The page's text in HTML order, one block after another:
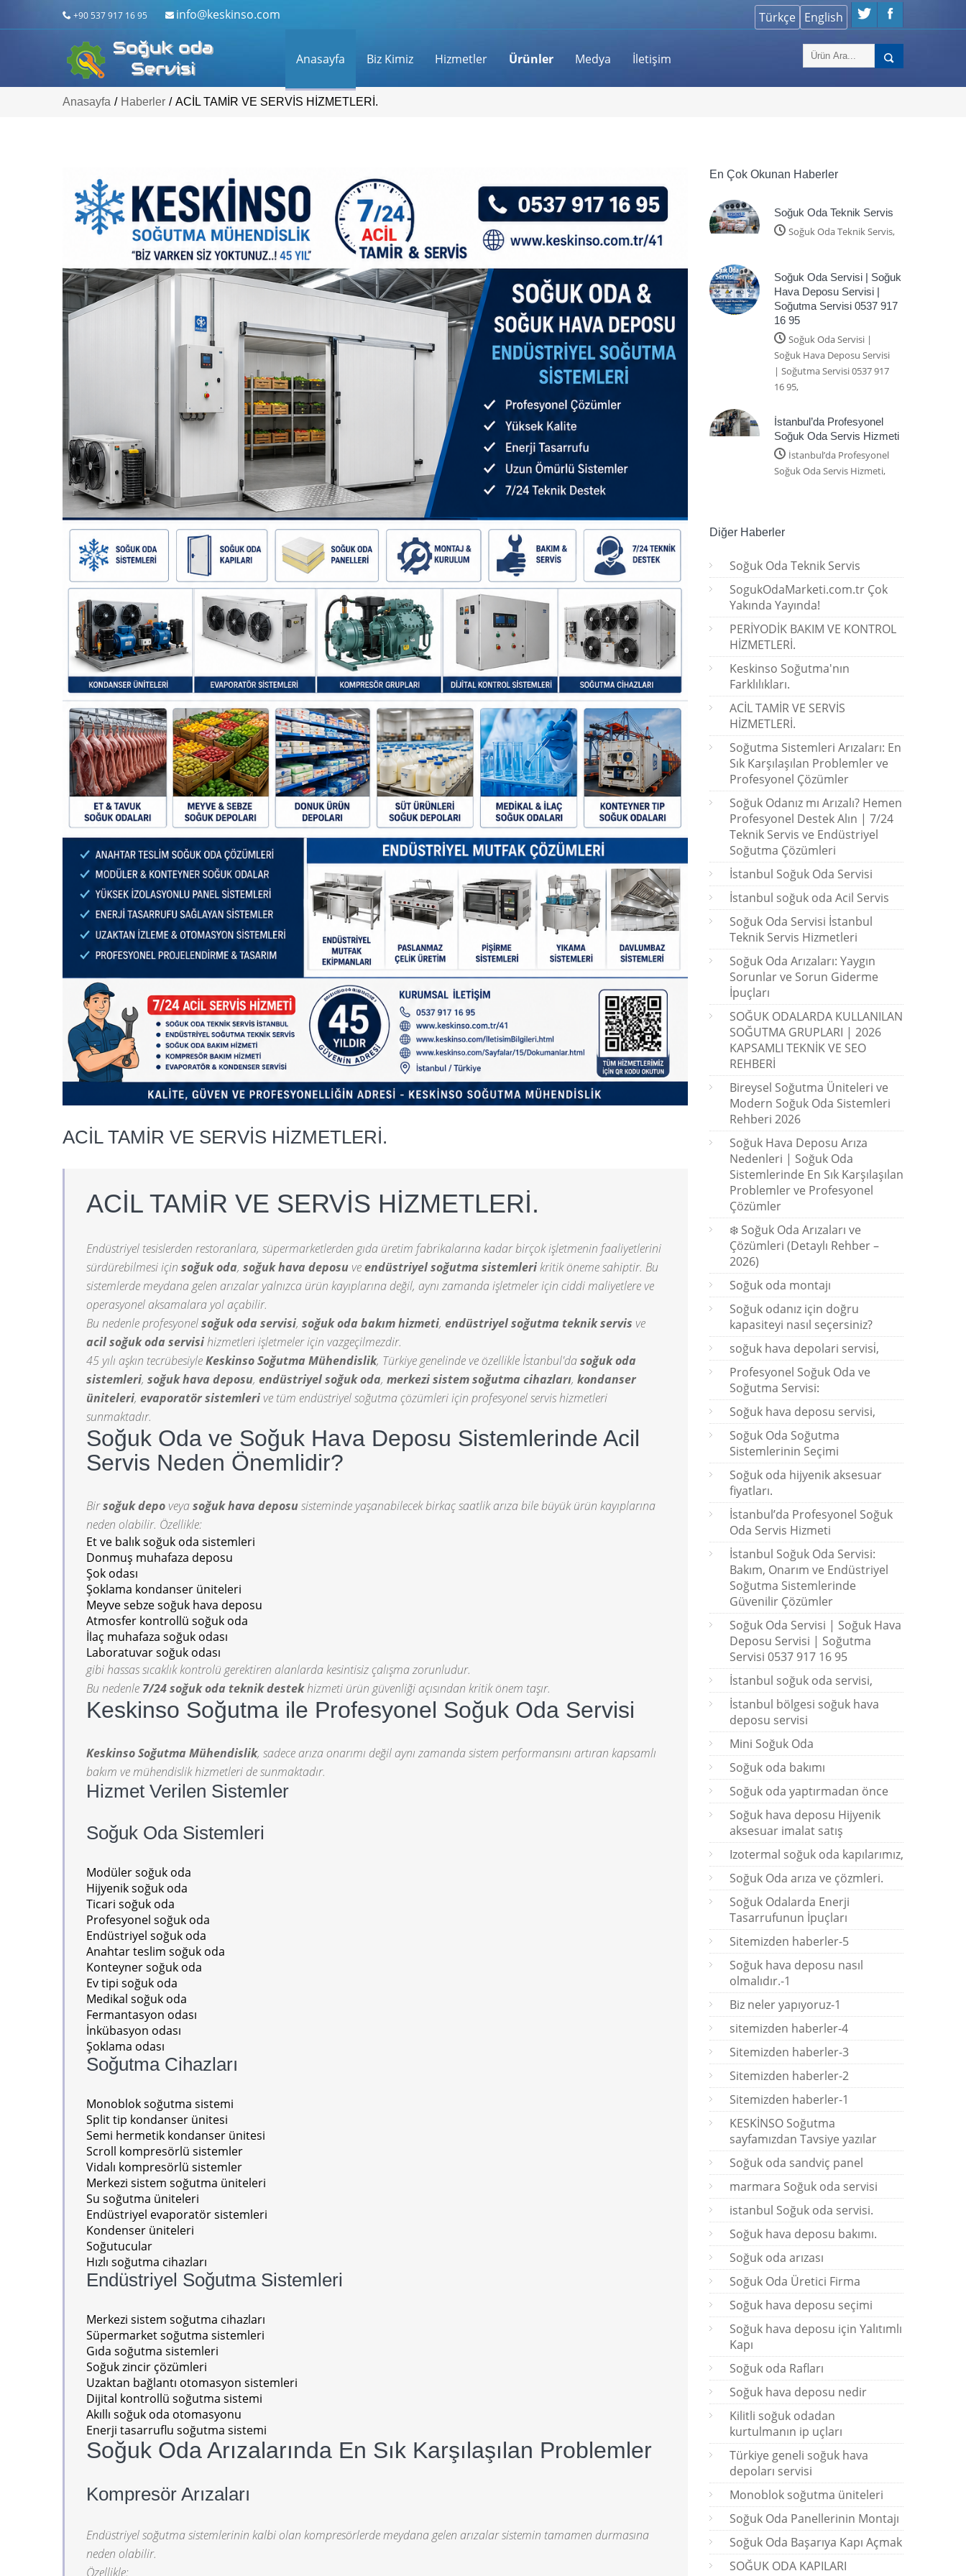
+90 537 917 16 95 info@keskinso.com
Anasayfa Biz Kimiz Hizmetler Ürünler Medya İletişim
Anasayfa / Haberler / ACİL TAMİR VE SERVİS HİZMETLERİ.
ACİL TAMİR VE SERVİS HİZMETLERİ.
ACİL TAMİR VE SERVİS HİZMETLERİ.
Endüstriyel tesislerden restoranlara, süpermarketlerden gıda üretim fabrikalarına kadar birçok işletmenin faaliyetlerini
sürdürebilmesi için soğuk oda, soğuk hava deposu veendüstriyel soğutma sistemlerikritik öneme sahiptir. Bu
sistemlerde meydana gelen arızalar yalnızca ürün kayıplarına değil, aynı zamanda işletmeler için ciddi maliyetlere ve
operasyonel aksamalara yol açabilir.
Bu nedenle profesyonelsoğuk oda servisi, soğuk oda bakım hizmeti, endüstriyel soğutma teknik servis ve
acil soğuk oda servisihizmetleri işletmeler için vazgeçilmezdir.
45 yılı aşkın tecrübesiyleKeskinso Soğutma Mühendislik, Türkiye genelinde ve özellikle İstanbul'dasoğuk oda
sistemleri, soğuk hava deposu, endüstriyel soğuk oda, merkezi sistem soğutma cihazları, kondanser
üniteleri, evaporatör sistemleri ve tüm endüstriyel soğutma çözümleri için profesyonel servis hizmetleri
sunmaktadır.
Soğuk Oda ve Soğuk Hava Deposu Sistemlerinde Acil
Servis Neden Önemlidir?
Birsoğuk depo veyasoğuk hava deposusisteminde yaşanabilecek birkaç saatlik arıza bile büyük ürün kayıplarına
neden olabilir. Özellikle:
Et ve balık soğuk oda sistemleri
Donmuş muhafaza deposu
Şok odası
Şoklama kondanser üniteleri
Meyve sebze soğuk hava deposu
Atmosfer kontrollü soğuk oda
İlaç muhafaza soğuk odası
Laboratuvar soğuk odası
gibi hassas sıcaklık kontrolü gerektiren alanlarda kesintisiz çalışma zorunludur.
Bu nedenle 7/24 soğuk oda teknik destekhizmeti ürün güvenliği açısından kritik önem taşır.
Keskinso Soğutma ile Profesyonel Soğuk Oda Servisi
Keskinso Soğutma Mühendislik, sadece arıza onarımı değil aynı zamanda sistem performansını artıran kapsamlı
bakım ve mühendislik hizmetleri de sunmaktadır.
Hizmet Verilen Sistemler
Soğuk Oda Sistemleri
Modüler soğuk oda
Hijyenik soğuk oda
Ticari soğuk oda
Profesyonel soğuk oda
Endüstriyel soğuk oda
Anahtar teslim soğuk oda
Konteyner soğuk oda
Ev tipi soğuk oda
Medikal soğuk oda
Fermantasyon odası
İnkübasyon odası
Şoklama odası
Soğutma Cihazları
Monoblok soğutma sistemi
Split tip kondanser ünitesi
Semi hermetik kondanser ünitesi
Scroll kompresörlü sistemler
Vidalı kompresörlü sistemler
Merkezi sistem soğutma üniteleri
Su soğutma üniteleri
Endüstriyel evaporatör sistemleri
Kondenser üniteleri
Soğutucular
Hızlı soğutma cihazları
Endüstriyel Soğutma Sistemleri
Merkezi sistem soğutma cihazları
Süpermarket soğutma sistemleri
Gıda soğutma sistemleri
Soğuk zincir çözümleri
Uzaktan bağlantı otomasyon sistemleri
Dijital kontrollü soğutma sistemi
Akıllı soğuk oda otomasyonu
Enerji tasarruflu soğutma sistemi
Soğuk Oda Arızalarında En Sık Karşılaşılan Problemler
Kompresör Arızaları
Endüstriyel soğutma sistemlerinin kalbi olan kompresörlerde meydana gelen arızalar sistemin tamamen durmasına
neden olabilir.
Özellikle:
En Çok Okunan Haberler
Soğuk Oda Teknik Servis
Soğuk Oda Teknik Servis,
Soğuk Oda Servisi | Soğuk
Hava Deposu Servisi |
Soğutma Servisi 0537 917
16 95
Soğuk Oda Servisi |
Soğuk Hava Deposu Servisi
| Soğutma Servisi 0537 917
16 95,
İstanbul’da Profesyonel
Soğuk Oda Servis Hizmeti
İstanbul’da Profesyonel
Soğuk Oda Servis Hizmeti,
Diğer Haberler
Soğuk Oda Teknik Servis
SogukOdaMarketi.com.tr Çok
Yakında Yayında!
PERİYODİK BAKIM VE KONTROL
HİZMETLERİ.
Keskinso Soğutma'nın
Farklılıkları.
ACİL TAMİR VE SERVİS
HİZMETLERİ.
Soğutma Sistemleri Arızaları: En
Sık Karşılaşılan Problemler ve
Profesyonel Çözümler
Soğuk Odanız mı Arızalı? Hemen
Profesyonel Destek Alın | 7/24
Teknik Servis ve Endüstriyel
Soğutma Çözümleri
İstanbul Soğuk Oda Servisi
İstanbul soğuk oda Acil Servis
Soğuk Oda Servisi İstanbul
Teknik Servis Hizmetleri
Soğuk Oda Arızaları: Yaygın
Sorunlar ve Sorun Giderme
İpuçları
SOĞUK ODALARDA KULLANILAN
SOĞUTMA GRUPLARI | 2026
KAPSAMLI TEKNİK VE SEO
REHBERİ
Bireysel Soğutma Üniteleri ve
Modern Soğuk Oda Sistemleri
Rehberi 2026
Soğuk Hava Deposu Arıza
Nedenleri | Soğuk Oda
Sistemlerinde En Sık Karşılaşılan
Problemler ve Profesyonel
Çözümler
❄️ Soğuk Oda Arızaları ve
Çözümleri (Detaylı Rehber –
2026)
Soğuk oda montajı
Soğuk odanız için doğru
kapasiteyi nasıl seçersiniz?
soğuk hava depolari servisi̇,
Profesyonel Soğuk Oda ve
Soğutma Servisi:
Soğuk hava deposu servisi,
Soğuk Oda Soğutma
Sistemlerinin Seçimi
Soğuk oda hijyenik aksesuar
fiyatları.
İstanbul’da Profesyonel Soğuk
Oda Servis Hizmeti
İstanbul Soğuk Oda Servisi:
Bakım, Onarım ve Endüstriyel
Soğutma Sistemlerinde
Güvenilir Çözümler
Soğuk Oda Servisi | Soğuk Hava
Deposu Servisi | Soğutma
Servisi 0537 917 16 95
İstanbul soğuk oda servisi,
İstanbul bölgesi soğuk hava
deposu servisi
Mini Soğuk Oda
Soğuk oda bakımı
Soğuk oda yaptırmadan önce
Soğuk hava deposu Hijyenik
aksesuar imalat satış
Izotermal soğuk oda kapılarımız,
Soğuk Oda arıza ve çözmleri.
Soğuk Odalarda Enerji
Tasarrufunun İpuçları
Sitemizden haberler-5
Soğuk hava deposu nasıl
olmalıdır.-1
Biz neler yapıyoruz-1
sitemizden haberler-4
Sitemizden haberler-3
Sitemizden haberler-2
Sitemizden haberler-1
KESKİNSO Soğutma
sayfamızdan Tavsiye yazılar
Soğuk oda sandviç panel
marmara Soğuk oda servisi
istanbul Soğuk oda servisi.
Soğuk hava deposu bakımı.
Soğuk oda arızası
Soğuk Oda Üretici Firma
Soğuk hava deposu seçimi
Soğuk hava deposu için Yalıtımlı
Kapı
Soğuk oda Rafları
Soğuk hava deposu nedir
Kilitli soğuk odadan
kurtulmanın ip uçları
Türkiye geneli soğuk hava
depoları servisi
Monoblok soğutma üniteleri
Soğuk Oda Panellerinin Montajı
Soğuk Oda Başarıya Kapı Açmak
SOĞUK ODA KAPILARI